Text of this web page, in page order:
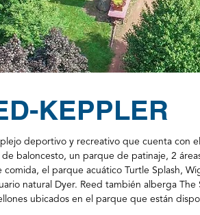
KEPPLER
deportivo y recreativo que cuenta con
baloncesto, un parque de patinaje, 2
el parque acuático Turtle Splash,
natural Dyer. Reed también alberga The
ubicados en el parque que están